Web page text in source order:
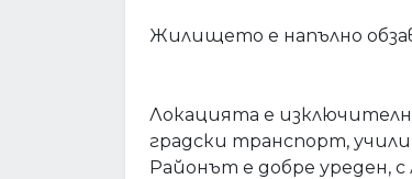
Жилището е напълно
Локацията е
градски транспорт,
Районът е добре уреден,